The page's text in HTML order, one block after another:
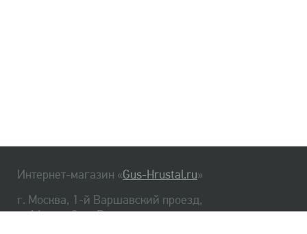
Интернет-магазин «Gus-Hrustal.ru»
г. Москва, 1-й Варшавский проезд,
д. 1А, стр. 3, м. Варшавская